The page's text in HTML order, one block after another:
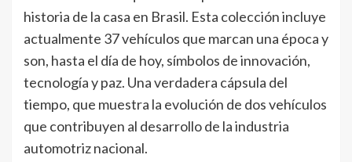
historia de la casa en Brasil. Esta colección incluye
actualmente 37 vehículos que marcan una época y
son, hasta el día de hoy, símbolos de innovación,
tecnología y paz. Una verdadera cápsula del
tiempo, que muestra la evolución de dos vehículos
que contribuyen al desarrollo de la industria
automotriz nacional.